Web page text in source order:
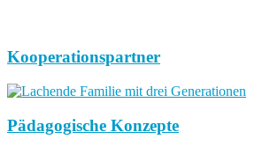
Kooperationspartner
Pädagogische Konzepte